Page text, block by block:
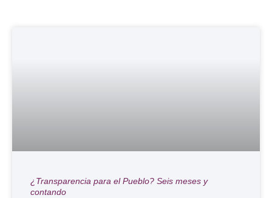
¿Transparencia para el Pueblo? Seis meses y
contando